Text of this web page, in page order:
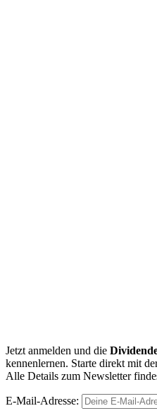
Jetzt anmelden und die
kennenlernen. Starte direkt mit
Alle Details zum Newsletter
E-Mail-Adresse: